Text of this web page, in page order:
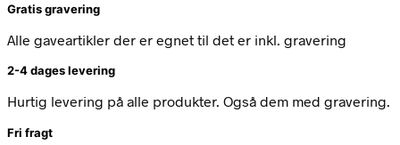
Gratis gravering
Alle gaveartikler der er egnet til det er inkl. gravering
2-4 dages levering
Hurtig levering på alle produkter. Også dem med gravering.
Fri fragt